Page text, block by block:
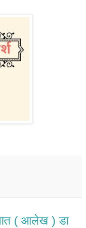
( आलेख ) डा